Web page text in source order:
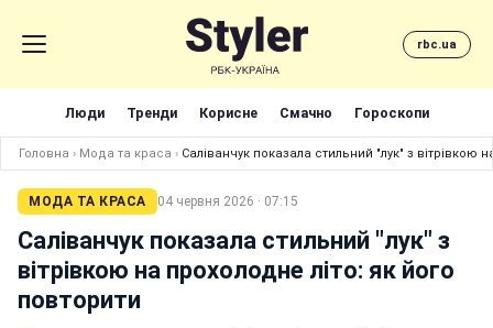
rbc.ua
Люди Тренди Корисне Смачно Гороскопи
Головна › Мода та краса › Саліванчук показала стильний "лук" з вітрівкою
МОДА ТА КРАСА 04 червня 2026 · 07:15
Саліванчук показала стильний "лук" з
вітрівкою на прохолодне літо: як його
повторити